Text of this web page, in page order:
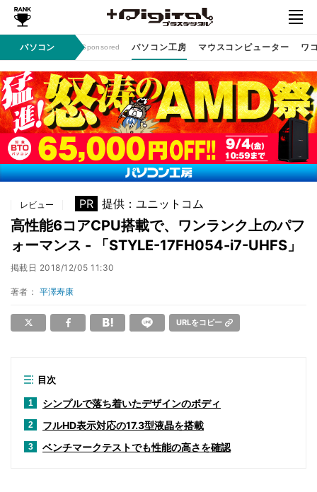
パソコン
/ イベント Sponsored パソコン工房 マウスコンピューター ワ
レビュー PR 提供：ユニットコム
高性能6コアCPU搭載で、ワンランク上のパフ
ォーマンス - 「STYLE-17FH054-i7-UHFS」
掲載日 2018/12/05 11:30
著者： 平澤寿康
URLをコピー
目次
1 シンプルで落ち着いたデザインのボディ
2 フルHD表示対応の17.3型液晶を搭載
3 ベンチマークテストでも性能の高さを確認